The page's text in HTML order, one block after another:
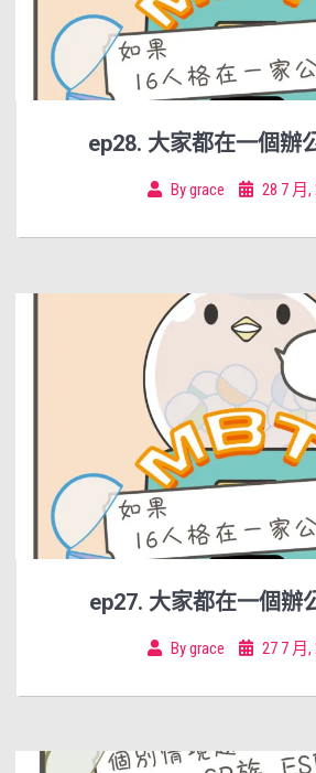
ep28. 大家都在一個辦
Bygrace 28 7 月,
ep27. 大家都在一個辦
Bygrace 27 7 月,